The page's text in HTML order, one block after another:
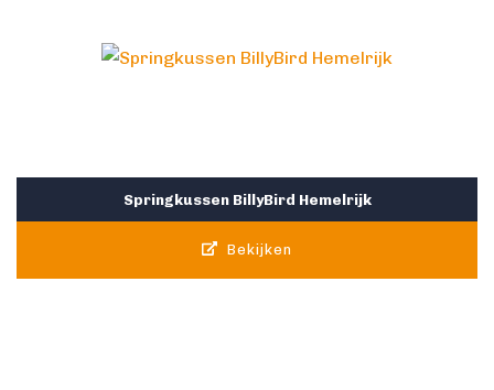
Springkussen BillyBird Hemelrijk
Bekijken